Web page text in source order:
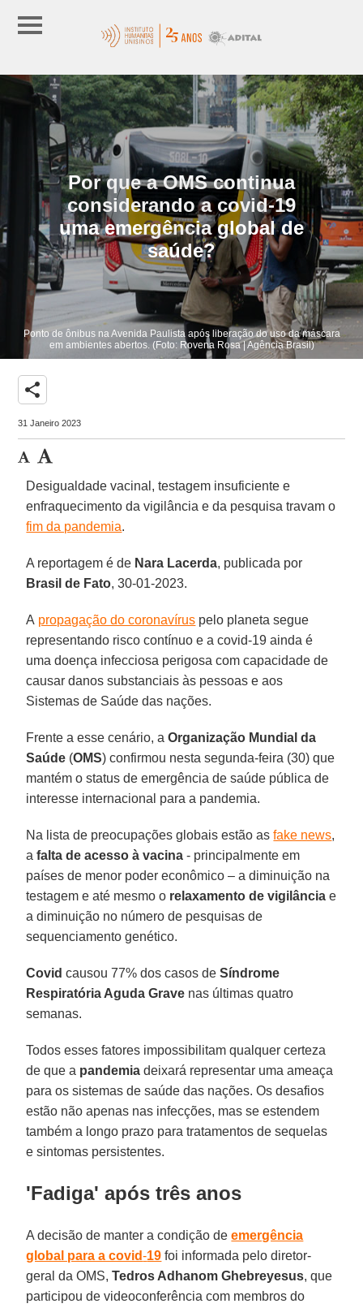
Por que a OMS continua
considerando a covid-19
uma emergência global de
saúde?
Ponto de ônibus na Avenida Paulista após liberação do uso da máscara
em ambientes abertos. (Foto: Rovena Rosa | Agência Brasil)
share
31 Janeiro 2023
Desigualdade vacinal, testagem insuficiente e
enfraquecimento da vigilância e da pesquisa travam o
fim da pandemia.
A reportagem é de Nara Lacerda, publicada por
Brasil de Fato, 30-01-2023.
A propagação do coronavírus pelo planeta segue
representando risco contínuo e a covid-19 ainda é
uma doença infecciosa perigosa com capacidade de
causar danos substanciais às pessoas e aos
Sistemas de Saúde das nações.
Frente a esse cenário, aOrganização Mundial da
Saúde (OMS) confirmou nesta segunda-feira (30) que
mantém o status de emergência de saúde pública de
interesse internacional para a pandemia.
Na lista de preocupações globais estão asfake news,
afalta de acesso à vacina - principalmente em
países de menor poder econômico – a diminuição na
testagem e até mesmo o relaxamento de vigilância e
a diminuição no número de pesquisas de
sequenciamento genético.
Covid causou 77% dos casos deSíndrome
Respiratória Aguda Grave nas últimas quatro
semanas.
Todos esses fatores impossibilitam qualquer certeza
de que a pandemia deixará representar uma ameaça
para os sistemas de saúde das nações. Os desafios
estão não apenas nas infecções, mas se estendem
também a longo prazo para tratamentos de sequelas
e sintomas persistentes.
'Fadiga' após três anos
A decisão de manter a condição deemergência
global para a covid-19 foi informada pelo diretor-
geral da OMS,Tedros Adhanom Ghebreyesus, que
participou de videoconferência com membros do